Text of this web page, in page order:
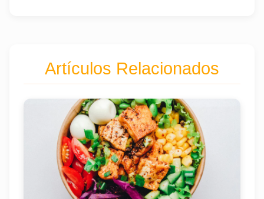
Artículos Relacionados